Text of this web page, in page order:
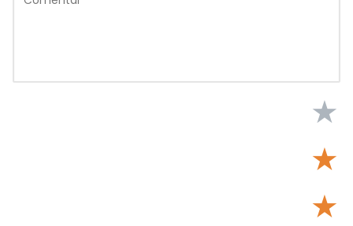
★
★
★